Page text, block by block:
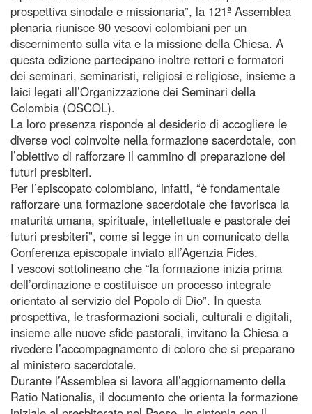
prospettiva sinodale e missionaria”, la 121ª Assemblea
plenaria riunisce 90 vescovi colombiani per un
discernimento sulla vita e la missione della Chiesa. A
questa edizione partecipano inoltre rettori e formatori
dei seminari, seminaristi, religiosi e religiose, insieme a
laici legati all’Organizzazione dei Seminari della
Colombia (OSCOL).
La loro presenza risponde al desiderio di accogliere le
diverse voci coinvolte nella formazione sacerdotale, con
l’obiettivo di rafforzare il cammino di preparazione dei
futuri presbiteri.
Per l’episcopato colombiano, infatti, “è fondamentale
rafforzare una formazione sacerdotale che favorisca la
maturità umana, spirituale, intellettuale e pastorale dei
futuri presbiteri”, come si legge in un comunicato della
Conferenza episcopale inviato all’Agenzia Fides.
I vescovi sottolineano che “la formazione inizia prima
dell’ordinazione e costituisce un processo integrale
orientato al servizio del Popolo di Dio”. In questa
prospettiva, le trasformazioni sociali, culturali e digitali,
insieme alle nuove sfide pastorali, invitano la Chiesa a
rivedere l’accompagnamento di coloro che si preparano
al ministero sacerdotale.
Durante l’Assemblea si lavora all’aggiornamento della
Ratio Nationalis, il documento che orienta la formazione